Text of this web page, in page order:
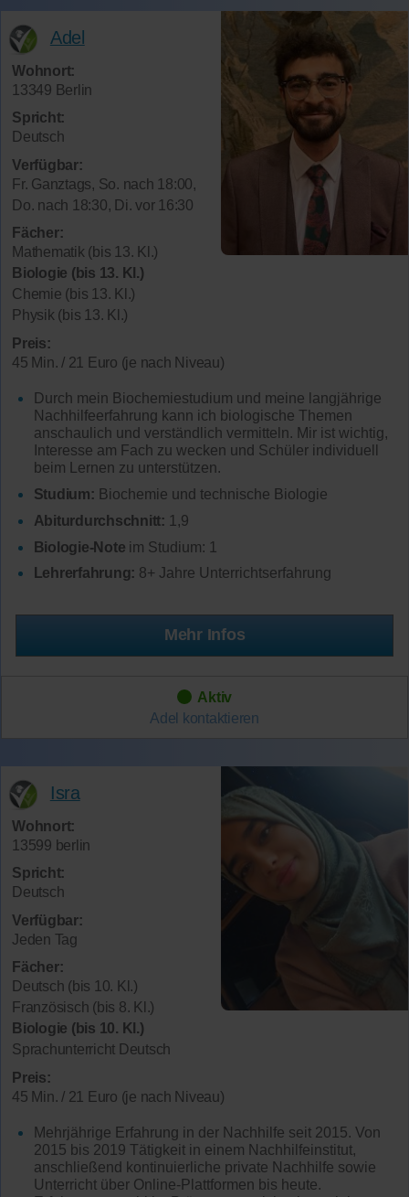
Adel
Wohnort:
13349 Berlin
Spricht:
Deutsch
Verfügbar:
Fr. Ganztags, So. nach 18:00,
Do. nach 18:30, Di. vor 16:30
Fächer:
Mathematik (bis 13. Kl.)
Biologie (bis 13. Kl.)
Chemie (bis 13. Kl.)
Physik (bis 13. Kl.)
Preis:
45 Min. / 21 Euro (je nach Niveau)
Durch mein Biochemiestudium und meine langjährige
Nachhilfeerfahrung kann ich biologische Themen
anschaulich und verständlich vermitteln. Mir ist wichtig,
Interesse am Fach zu wecken und Schüler individuell
beim Lernen zu unterstützen.
Studium: Biochemie und technische Biologie
Abiturdurchschnitt: 1,9
Biologie-Note im Studium: 1
Lehrerfahrung: 8+ Jahre Unterrichtserfahrung
Mehr Infos
Aktiv
Adel
kontaktieren
Isra
Wohnort:
13599 berlin
Spricht:
Deutsch
Verfügbar:
Jeden Tag
Fächer:
Deutsch (bis 10. Kl.)
Französisch (bis 8. Kl.)
Biologie (bis 10. Kl.)
Sprachunterricht Deutsch
Preis:
45 Min. / 21 Euro (je nach Niveau)
Mehrjährige Erfahrung in der Nachhilfe seit 2015. Von
2015 bis 2019 Tätigkeit in einem Nachhilfeinstitut,
anschließend kontinuierliche private Nachhilfe sowie
Unterricht über Online-Plattformen bis heute.